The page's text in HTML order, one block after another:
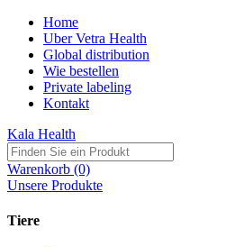
Home
Uber Vetra Health
Global distribution
Wie bestellen
Private labeling
Kontakt
Kala Health
Warenkorb (0)
Unsere Produkte
Tiere